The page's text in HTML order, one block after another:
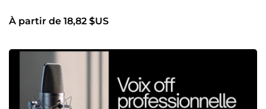
À partir de 18,82 $US